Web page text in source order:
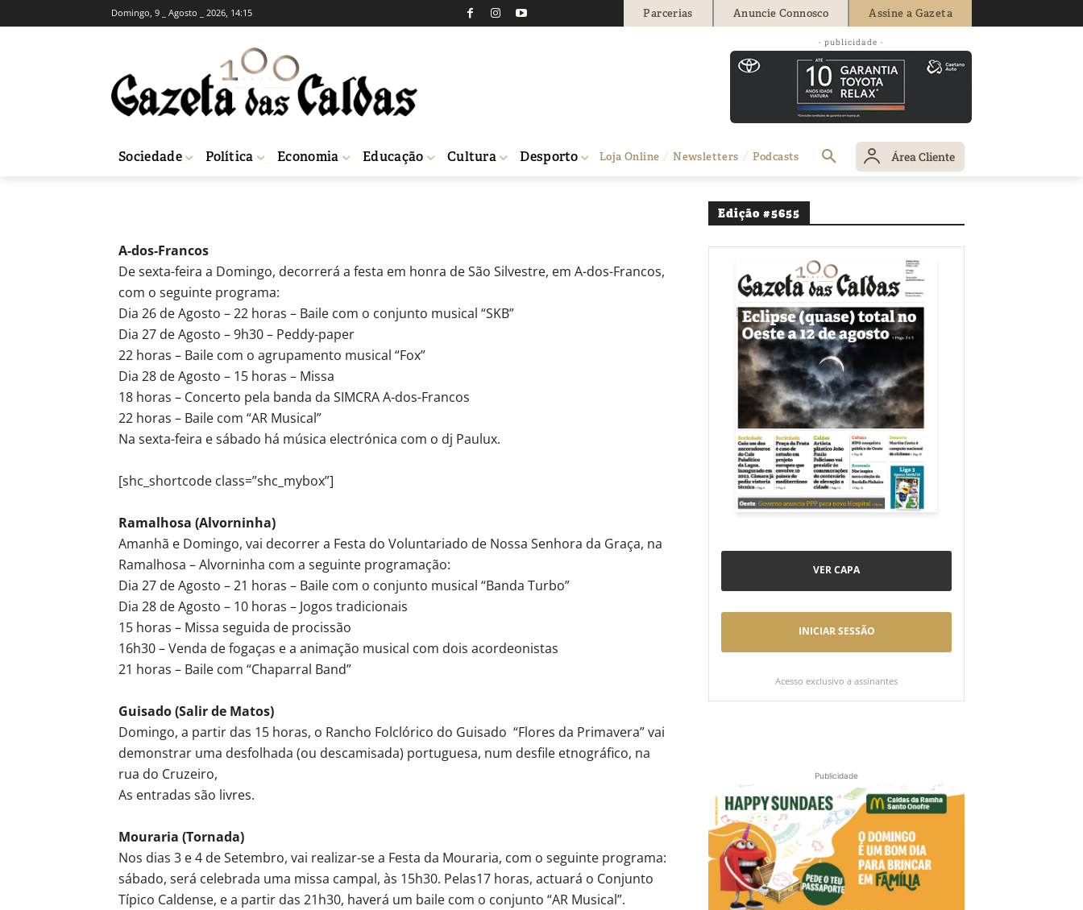
Domingo, 9 _ Agosto _ 2026, 14:15 Parcerias Anuncie Connosco Assine a Gazeta
- publicidade -
Sociedade Política Economia Educação Cultura Desporto Loja Online Newsletters Podcasts Área Cliente
AGENDA CULTURAL FESTAS
FESTAS
Redação 25 de Agosto, 2011
A-dos-Francos
De sexta-feira a Domingo, decorrerá a festa em honra de São Silvestre, em A-dos-Francos,
com o seguinte programa:
Dia 26 de Agosto – 22 horas – Baile com o conjunto musical “SKB”
Dia 27 de Agosto – 9h30 – Peddy-paper
22 horas – Baile com o agrupamento musical “Fox”
Dia 28 de Agosto – 15 horas – Missa
18 horas – Concerto pela banda da SIMCRA A-dos-Francos
22 horas – Baile com “AR Musical”
Na sexta-feira e sábado há música electrónica com o dj Paulux.
[shc_shortcode class=”shc_mybox”]
Ramalhosa (Alvorninha)
Amanhã e Domingo, vai decorrer a Festa do Voluntariado de Nossa Senhora da Graça, na
Ramalhosa – Alvorninha com a seguinte programação:
Dia 27 de Agosto – 21 horas – Baile com o conjunto musical “Banda Turbo”
Dia 28 de Agosto – 10 horas – Jogos tradicionais
15 horas – Missa seguida de procissão
16h30 – Venda de fogaças e a animação musical com dois acordeonistas
21 horas – Baile com “Chaparral Band”
Guisado (Salir de Matos)
Domingo, a partir das 15 horas, o Rancho Folclórico do Guisado “Flores da Primavera” vai
demonstrar uma desfolhada (ou descamisada) portuguesa, num desfile etnográfico, na
rua do Cruzeiro,
As entradas são livres.
Mouraria (Tornada)
Nos dias 3 e 4 de Setembro, vai realizar-se a Festa da Mouraria, com o seguinte programa:
sábado, será celebrada uma missa campal, às 15h30. Pelas17 horas, actuará o Conjunto
Típico Caldense, e a partir das 21h30, haverá um baile com o conjunto “AR Musical”.
Edição #5655
VER CAPA
INICIAR SESSÃO
Acesso exclusivo a assinantes
Publicidade